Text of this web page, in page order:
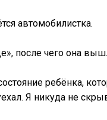
автомобилистка.
после чего она
ребёнка,
Я никуда не